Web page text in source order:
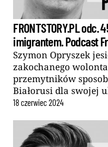
FRONTSTORY.PL odc.
imigrantem. Podcast
Szymon Opryszek
zakochanego
przemytników
Białorusi dla swojej
18czerwiec2024